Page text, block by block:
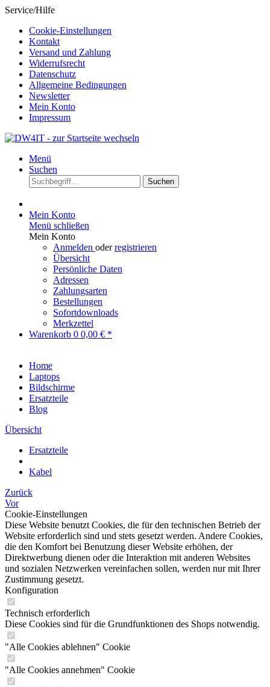
Service/Hilfe
Cookie-Einstellungen
Kontakt
Versand und Zahlung
Widerrufsrecht
Datenschutz
Allgemeine Bedingungen
Newsletter
Mein Konto
Impressum
Menü
Suchen
Suchen
Mein Konto
Menü schließen
Mein Konto
Anmelden oderregistrieren
Übersicht
Persönliche Daten
Adressen
Zahlungsarten
Bestellungen
Sofortdownloads
Merkzettel
Warenkorb 0 0,00 € *
Home
Laptops
Bildschirme
Ersatzteile
Blog
Übersicht
Ersatzteile
Kabel
Zurück
Vor
Cookie-Einstellungen
Diese Website benutzt Cookies, die für den technischen Betrieb der
Website erforderlich sind und stets gesetzt werden. Andere Cookies,
die den Komfort bei Benutzung dieser Website erhöhen, der
Direktwerbung dienen oder die Interaktion mit anderen Websites
und sozialen Netzwerken vereinfachen sollen, werden nur mit Ihrer
Zustimmung gesetzt.
Konfiguration
Technisch erforderlich
Diese Cookies sind für die Grundfunktionen des Shops notwendig.
"Alle Cookies ablehnen" Cookie
"Alle Cookies annehmen" Cookie